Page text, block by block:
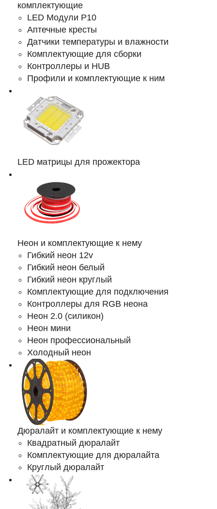
комплектующие
LED Модули Р10
Аптечные кресты
Датчики температуры и влажности
Комплектующие для сборки
Контроллеры и HUB
Профили и комплектующие к ним
LED матрицы для прожектора
Неон и комплектующие к нему
Гибкий неон 12v
Гибкий неон белый
Гибкий неон круглый
Комплектующие для подключения
Контроллеры для RGB неона
Неон 2.0 (силикон)
Неон мини
Неон профессиональный
Холодный неон
Дюралайт и комплектующие к нему
Квадратный дюралайт
Комплектующие для дюралайта
Круглый дюралайт